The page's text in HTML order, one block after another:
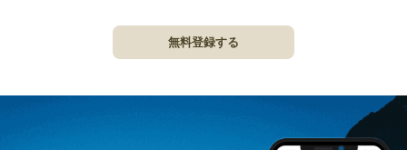
無料登録する